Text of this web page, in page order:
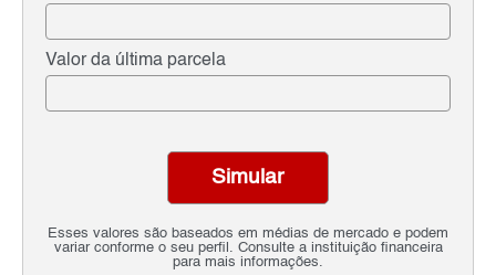
Valor da última parcela
Esses valores são baseados em médias de mercado e podem
variar conforme o seu perfil. Consulte a instituição financeira
para mais informações.
Simular